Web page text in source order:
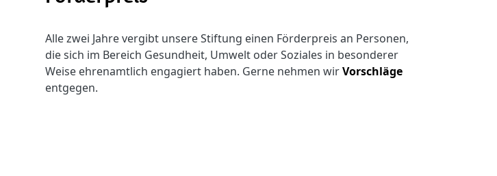
Alle zwei Jahre vergibt unsere Stiftung einen Förderpreis an Personen,
die sich im Bereich Gesundheit, Umwelt oder Soziales in besonderer
Weise ehrenamtlich engagiert haben. Gerne nehmen wirVorschläge
entgegen.